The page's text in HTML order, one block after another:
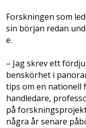
Forskningen som
sin början redan
e.
– Jag skrev ett
benskörhet i
tips om en nationell
handledare,
på
några år senare